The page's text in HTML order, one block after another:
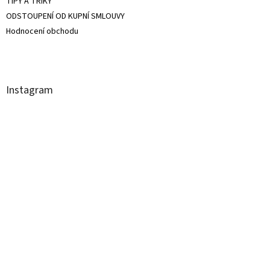
ODSTOUPENÍ OD KUPNÍ SMLOUVY
Hodnocení obchodu
Instagram